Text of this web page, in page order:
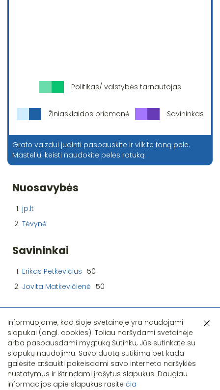
Politikas/ valstybės tarnautojas
Žiniasklaidos priemonė Savininkas
Grafo vaizdui judinti paspauskite ir vilkite foną pele.
Masteliui keisti naudokite pelės ratuką.
Nuosavybės
1. jp.lt
2. Tėvynė
Savininkai
1. Erikas Petkevičius 50
2. Jovita Matkevičienė 50
Pastebėjote klaidą?
Informuojame, kad šioje svetainėje yra naudojami
slapukai (angl. cookies). Toliau naršydami svetainėje
arba paspausdami mygtuką Sutinku, Jūs sutinkate su
slapukų naudojimu. Savo duotą sutikimą bet kada
galėsite atšaukti pakeisdami savo interneto naršyklės
nustatymus ir ištrindami įrašytus slapukus. Daugiau
informacijos apie slapukus rasite čia